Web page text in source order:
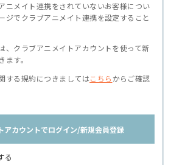
ニメイト連携をされていないお客様につい
ジでクラブアニメイト連携を設定すること
、クラブアニメイトアカウントを使って新
す。
する規約につきましてはこちら からご確認
アカウントでログイン/新規会員登録
る